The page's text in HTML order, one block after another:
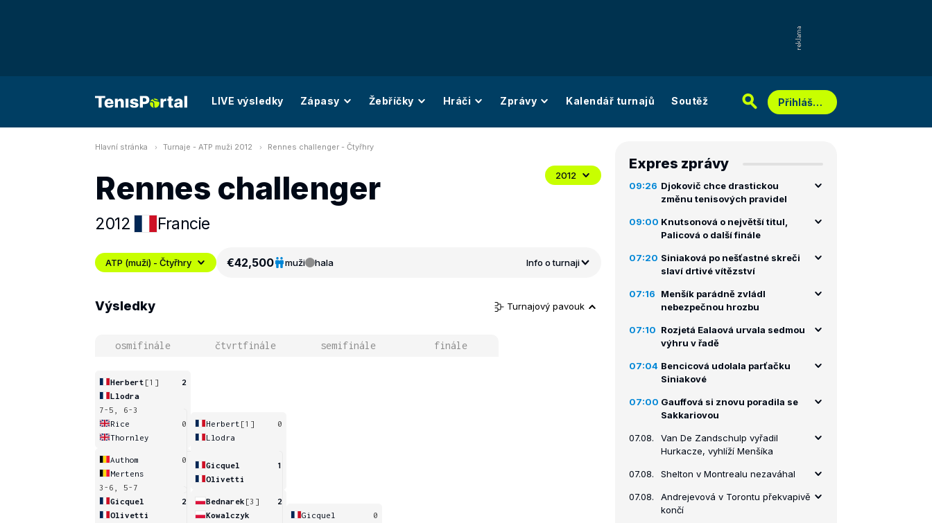
LIVE výsledky Zápasy Žebříčky Hráči Zprávy Kalendář turnajů Soutěž Přihlášení
Hlavní stránka Turnaje - ATP muži 2012 Rennes challenger - Čtyřhry
Rennes challenger
2012 Francie
2012
ATP (muži) - Čtyřhry €42,500 muži hala Info o turnaji
Výsledky Turnajový pavouk
osmifinále čtvrtfinále semifinále finále
Herbert [1]
2
Llodra
7-5, 6-3
Rice
0
Thornley
Authom
0
Mertens
3-6, 5-7
Gicquel
2
Olivetti
Herbert [1]
0
Llodra
Gicquel
1
Olivetti
Bednarek [3]
2
Kowalczyk
Gicquel
0
Expres zprávy
09:26 Djokovič chce drastickou
změnu tenisových pravidel
09:00 Knutsonová o největší titul,
Palicová o další finále
07:20 Siniaková po nešťastné skreči
slaví drtivé vítězství
07:16
Menšík parádně zvládl
nebezpečnou hrozbu
07:10 Rozjetá Ealaová urvala sedmou
výhru v řadě
07:04 Bencicová udolala parťačku
Siniakové
07:00 Gauffová si znovu poradila se
Sakkariovou
07.08.
Van De Zandschulp vyřadil
Hurkacze, vyhlíží Menšíka
07.08. Shelton v Montrealu nezaváhal
07.08.
Andrejevová v Torontu překvapivě
končí